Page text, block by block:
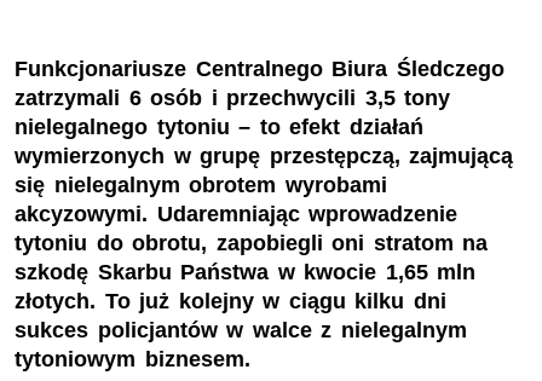
Funkcjonariusze Centralnego Biura Śledczego
zatrzymali 6 osób i przechwycili 3,5 tony
nielegalnego tytoniu – to efekt działań
wymierzonych w grupę przestępczą, zajmującą
się nielegalnym obrotem wyrobami
akcyzowymi. Udaremniając wprowadzenie
tytoniu do obrotu, zapobiegli oni stratom na
szkodę Skarbu Państwa w kwocie 1,65 mln
złotych. To już kolejny w ciągu kilku dni
sukces policjantów w walce z nielegalnym
tytoniowym biznesem.